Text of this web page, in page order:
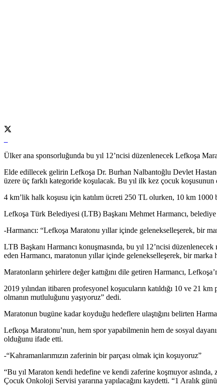
Ülker ana sponsorluğunda bu yıl 12’ncisi düzenlenecek Lefkoşa
Elde edillecek gelirin Lefkoşa Dr. Burhan Nalbantoğlu Devlet
üzere üç farklı kategoride koşulacak. Bu yıl ilk kez çocuk
4 km’lik halk koşusu için katılım ücreti 250 TL olurken, 10 km
Lefkoşa Türk Belediyesi (LTB) Başkanı Mehmet Harmancı, belediye
-Harmancı: “Lefkoşa Maratonu yıllar içinde gelenekselleşerek, bir
LTB Başkanı Harmancı konuşmasında, bu yıl 12’ncisi
eden Harmancı, maratonun yıllar içinde gelenekselleşerek, bir
Maratonların şehirlere değer kattığını dile getiren Harmancı,
2019 yılından itibaren profesyonel koşucuların katıldığı 10 ve 21
olmanın mutluluğunu yaşıyoruz” dedi.
Maratonun bugüne kadar koyduğu hedeflere ulaştığını belirten
Lefkoşa Maratonu’nun, hem spor yapabilmenin hem de sosyal
olduğunu ifade etti.
-“Kahramanlarımızın zaferinin bir parçası olmak için koşuyoruz”
“Bu yıl Maraton kendi hedefine ve kendi zaferine koşmuyor aslında,
Çocuk Onkoloji Servisi yararına yapılacağını kaydetti. “1 Aralık